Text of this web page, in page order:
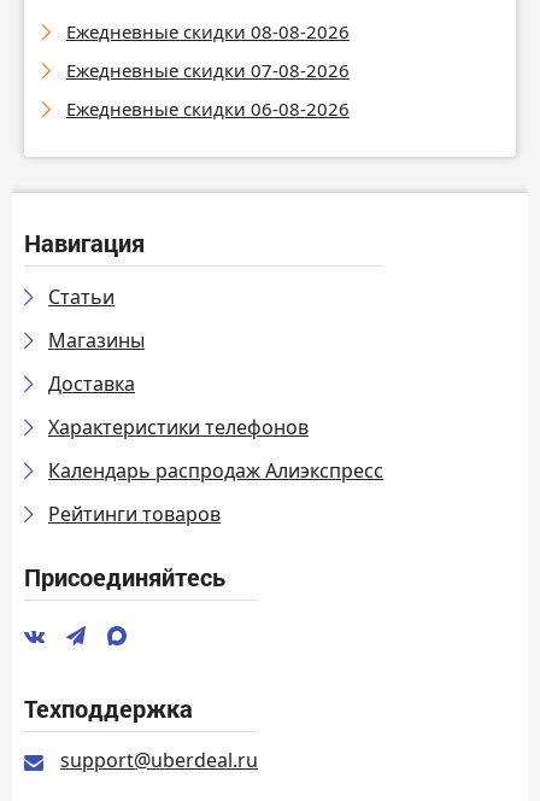
Ежедневные скидки 08-08-2026
Ежедневные скидки 07-08-2026
Ежедневные скидки 06-08-2026
Навигация
Статьи
Магазины
Доставка
Характеристики телефонов
Календарь распродаж Алиэкспресс
Рейтинги товаров
Присоединяйтесь
Техподдержка
support@uberdeal.ru